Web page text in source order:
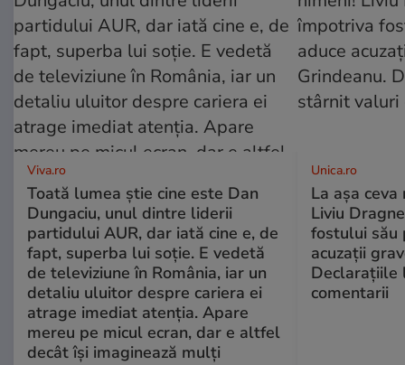
Viva.ro
Toată lumea știe cine este Dan
Dungaciu, unul dintre liderii
partidului AUR, dar iată cine e, de
fapt, superba lui soție. E vedetă
de televiziune în România, iar un
detaliu uluitor despre cariera ei
atrage imediat atenția. Apare
mereu pe micul ecran, dar e altfel
decât își imaginează mulți
Unica.ro
La așa
Liviu
fostului său
acuzații
Declarațiile
comentarii